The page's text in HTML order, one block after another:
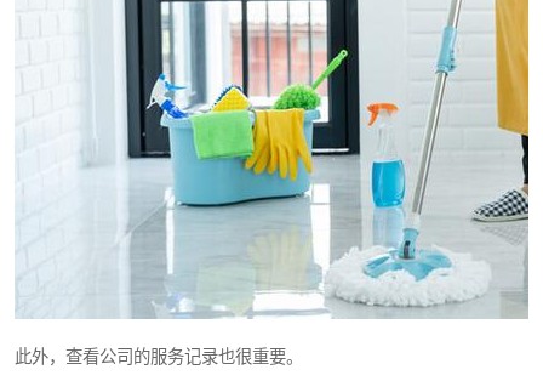
此外，查看公司的服务记录也很重要。